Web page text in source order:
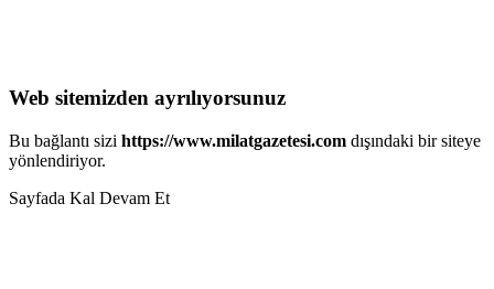
Web sitemizden ayrılıyorsunuz
Bu bağlantı sizi https://www.milatgazetesi.com dışındaki bir siteye
yönlendiriyor.
Sayfada Kal Devam Et